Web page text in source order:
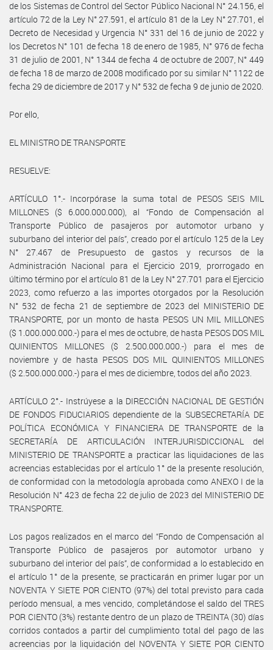
de los Sistemas de Control del Sector Público Nacional N° 24.156, el
artículo 72 de la Ley N° 27.591, el artículo 81 de la Ley N° 27.701, el
Decreto de Necesidad y Urgencia N° 331 del 16 de junio de 2022 y
los Decretos N° 101 de fecha 18 de enero de 1985, N° 976 de fecha
31 de julio de 2001, N° 1344 de fecha 4 de octubre de 2007, N° 449
de fecha 18 de marzo de 2008 modificado por su similar N° 1122 de
fecha 29 de diciembre de 2017 y N° 532 de fecha 9 de junio de 2020.
Por ello,
EL MINISTRO DE TRANSPORTE
RESUELVE:
ARTÍCULO 1°.- Incorpórase la suma total de PESOS SEIS MIL
MILLONES ($ 6.000.000.000), al “Fondo de Compensación al
Transporte Público de pasajeros por automotor urbano y
suburbano del interior del país”, creado por el artículo 125 de la Ley
N° 27.467 de Presupuesto de gastos y recursos de la
Administración Nacional para el Ejercicio 2019, prorrogado en
último término por el artículo 81 de la Ley N° 27.701 para el Ejercicio
2023, como refuerzo a las importes otorgados por la Resolución
N° 532 de fecha 21 de septiembre de 2023 del MINISTERIO DE
TRANSPORTE, por un monto de hasta PESOS UN MIL MILLONES
($ 1.000.000.000.-) para el mes de octubre, de hasta PESOS DOS MIL
QUINIENTOS MILLONES ($ 2.500.000.000.-) para el mes de
noviembre y de hasta PESOS DOS MIL QUINIENTOS MILLONES
($ 2.500.000.000.-) para el mes de diciembre, todos del año 2023.
ARTÍCULO 2°.- Instrúyese a la DIRECCIÓN NACIONAL DE GESTIÓN
DE FONDOS FIDUCIARIOS dependiente de la SUBSECRETARÍA DE
POLÍTICA ECONÓMICA Y FINANCIERA DE TRANSPORTE de la
SECRETARÍA DE ARTICULACIÓN INTERJURISDICCIONAL del
MINISTERIO DE TRANSPORTE a practicar las liquidaciones de las
acreencias establecidas por el artículo 1° de la presente resolución,
de conformidad con la metodología aprobada como ANEXO I de la
Resolución N° 423 de fecha 22 de julio de 2023 del MINISTERIO DE
TRANSPORTE.
Los pagos realizados en el marco del “Fondo de Compensación al
Transporte Público de pasajeros por automotor urbano y
suburbano del interior del país”, de conformidad a lo establecido en
el artículo 1° de la presente, se practicarán en primer lugar por un
NOVENTA Y SIETE POR CIENTO (97%) del total previsto para cada
período mensual, a mes vencido, completándose el saldo del TRES
POR CIENTO (3%) restante dentro de un plazo de TREINTA (30) días
corridos contados a partir del cumplimiento total del pago de las
acreencias por la liquidación del NOVENTA Y SIETE POR CIENTO